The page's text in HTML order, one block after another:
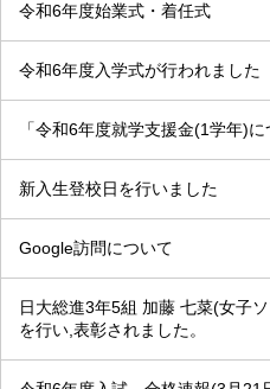
令和6年度始業式・着任式
令和6年度入学式が行われました
「令和6年度就学支援金(1学年)
新入生登校日を行いました
Google訪問について
日大総進3年5組 加藤 七菜(女子
を行い,表彰されました。